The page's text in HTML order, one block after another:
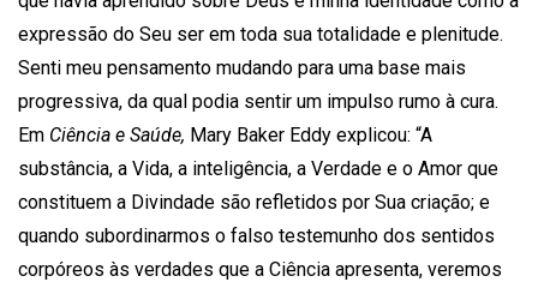
expressão do Seu ser em toda sua totalidade e plenitude.
Senti meu pensamento mudando para uma base mais
progressiva, da qual podia sentir um impulso rumo à cura.
Em Ciência e Saúde, Mary Baker Eddy explicou: “A
substância, a Vida, a inteligência, a Verdade e o Amor que
constituem a Divindade são refletidos por Sua criação; e
quando subordinarmos o falso testemunho dos sentidos
corpóreos às verdades que a Ciência apresenta, veremos